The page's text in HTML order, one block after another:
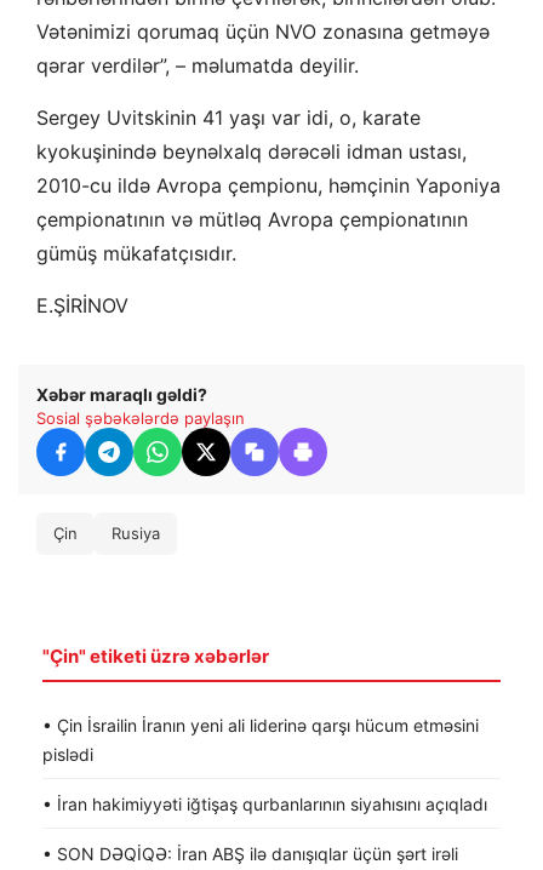
Vətənimizi qorumaq üçün NVO zonasına getməyə
qərar verdilər”, – məlumatda deyilir.
Sergey Uvitskinin 41 yaşı var idi, o, karate
kyokuşinində beynəlxalq dərəcəli idman ustası,
2010-cu ildə Avropa çempionu, həmçinin Yaponiya
çempionatının və mütləq Avropa çempionatının
gümüş mükafatçısıdır.
E.ŞİRİNOV
Xəbər maraqlı gəldi?
Sosial şəbəkələrdə paylaşın
Çin Rusiya
"Çin" etiketi üzrə xəbərlər
• Çin İsrailin İranın yeni ali liderinə qarşı hücum etməsini
pislədi
• İran hakimiyyəti iğtişaş qurbanlarının siyahısını açıqladı
• SON DƏQİQƏ: İran ABŞ ilə danışıqlar üçün şərt irəli